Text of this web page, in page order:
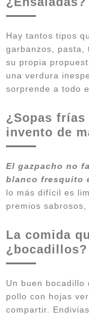
Hay tantos tipos
garbanzos, pasta,
su propia
una verdura
sorprende a todo
¿Sopas frías
invento de
El gazpacho no
blanco fresquito
lo más difícil es
premios
La comida
Un buen bocadillo
pollo con hojas
compartir.